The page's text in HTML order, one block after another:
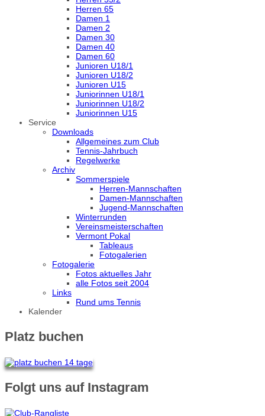
Herren 65
Damen 1
Damen 2
Damen 30
Damen 40
Damen 60
Junioren U18/1
Junioren U18/2
Junioren U15
Juniorinnen U18/1
Juniorinnen U18/2
Juniorinnen U15
Service
Downloads
Allgemeines zum Club
Tennis-Jahrbuch
Regelwerke
Archiv
Sommerspiele
Herren-Mannschaften
Damen-Mannschaften
Jugend-Mannschaften
Winterrunden
Vereinsmeisterschaften
Vermont Pokal
Tableaus
Fotogalerien
Fotogalerie
Fotos aktuelles Jahr
alle Fotos seit 2004
Links
Rund ums Tennis
Kalender
Platz buchen
Folgt uns auf Instagram